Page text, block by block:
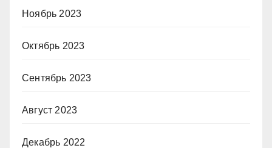
Ноябрь 2023
Октябрь 2023
Сентябрь 2023
Август 2023
Декабрь 2022